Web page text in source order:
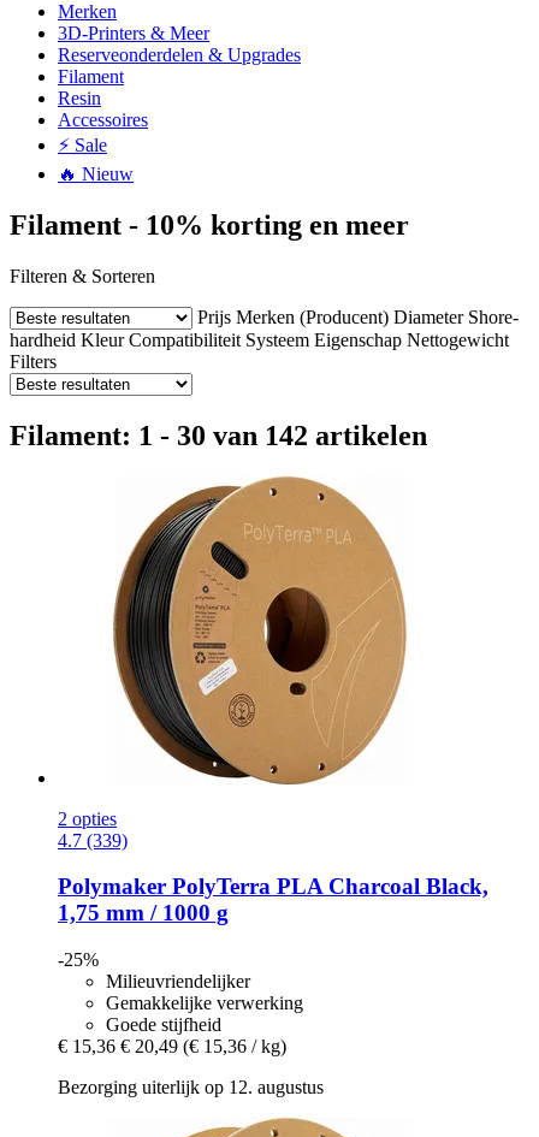
Merken
3D-Printers & Meer
Reserveonderdelen & Upgrades
Filament
Resin
Accessoires
⚡ Sale
🔥 Nieuw
Filament - 10% korting en meer
Filteren & Sorteren
Prijs Merken (Producent) Diameter Shore-
hardheid Kleur Compatibiliteit Systeem Eigenschap Nettogewicht
Filters
Filament: 1 - 30 van 142 artikelen
2 opties
4.7 (339)
Polymaker PolyTerra PLA Charcoal Black,
1,75 mm / 1000 g
-25%
Milieuvriendelijker
Gemakkelijke verwerking
Goede stijfheid
€ 15,36 € 20,49 (€ 15,36 / kg)
Bezorging uiterlijk op 12. augustus